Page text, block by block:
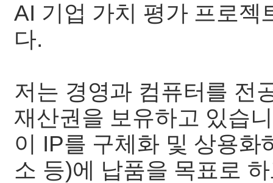
AI 기업 가치 평가 프로젝
다.
저는 경영과 컴퓨터를 전
재산권을 보유하고 있습
이 IP를 구체화 및 상용화
소 등)에 납품을 목표로